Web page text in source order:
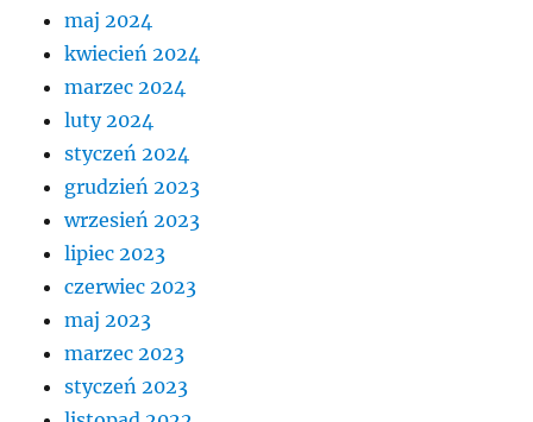
maj 2024
kwiecień 2024
marzec 2024
luty 2024
styczeń 2024
grudzień 2023
wrzesień 2023
lipiec 2023
czerwiec 2023
maj 2023
marzec 2023
styczeń 2023